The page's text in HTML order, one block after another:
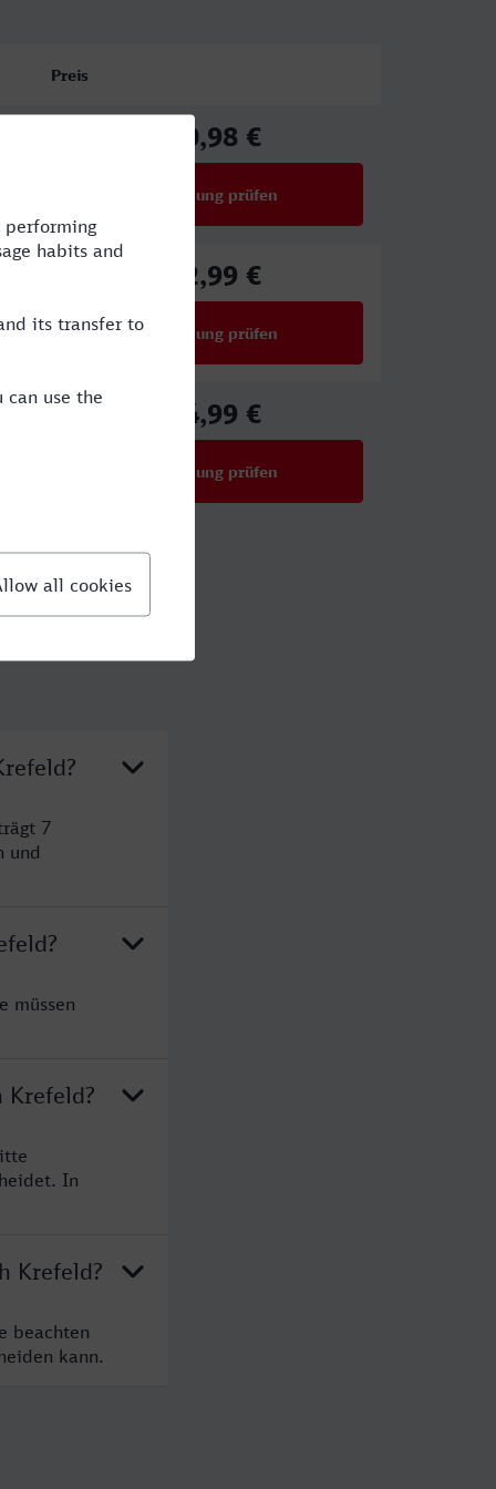
Preis
80,98 €
Verbindung prüfen
82,99 €
Verbindung prüfen
34,99 €
Verbindung prüfen
7
und
müssen
Krefeld?
In
Krefeld?
beachten
kann.